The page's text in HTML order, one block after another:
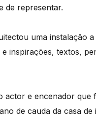
de representar.
uma instalação
inspirações, textos,
actor e encenador
de cauda da casa